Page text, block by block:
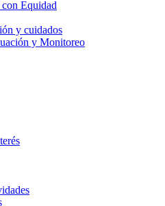
Equidad
y cuidados
y Monitoreo